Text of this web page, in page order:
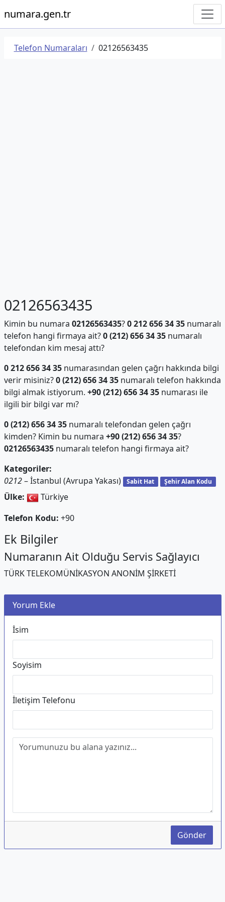
numara.gen.tr
Telefon Numaraları 02126563435
02126563435
Kimin bu numara 02126563435?0 212 656 34 35numaralı
telefon hangi firmaya ait?0 (212) 656 34 35numaralı
telefondan kim mesaj attı?
0 212 656 34 35numarasından gelen çağrı hakkında bilgi
verir misiniz?0 (212) 656 34 35numaralı telefon hakkında
bilgi almak istiyorum. +90 (212) 656 34 35numarası ile
ilgili bir bilgi var mı?
0 (212) 656 34 35numaralı telefondan gelen çağrı
kimden? Kimin bu numara +90 (212) 656 34 35?
02126563435numaralı telefon hangi firmaya ait?
Kategoriler:
0212– İstanbul (Avrupa Yakası) Sabit Hat Şehir Alan Kodu
Ülke:
Türkiye
Telefon Kodu: +90
Ek Bilgiler
Numaranın Ait Olduğu Servis Sağlayıcı
TÜRK TELEKOMÜNİKASYON ANONİM ŞİRKETİ
Yorum Ekle
İsim
Soyisim
İletişim Telefonu
Gönder